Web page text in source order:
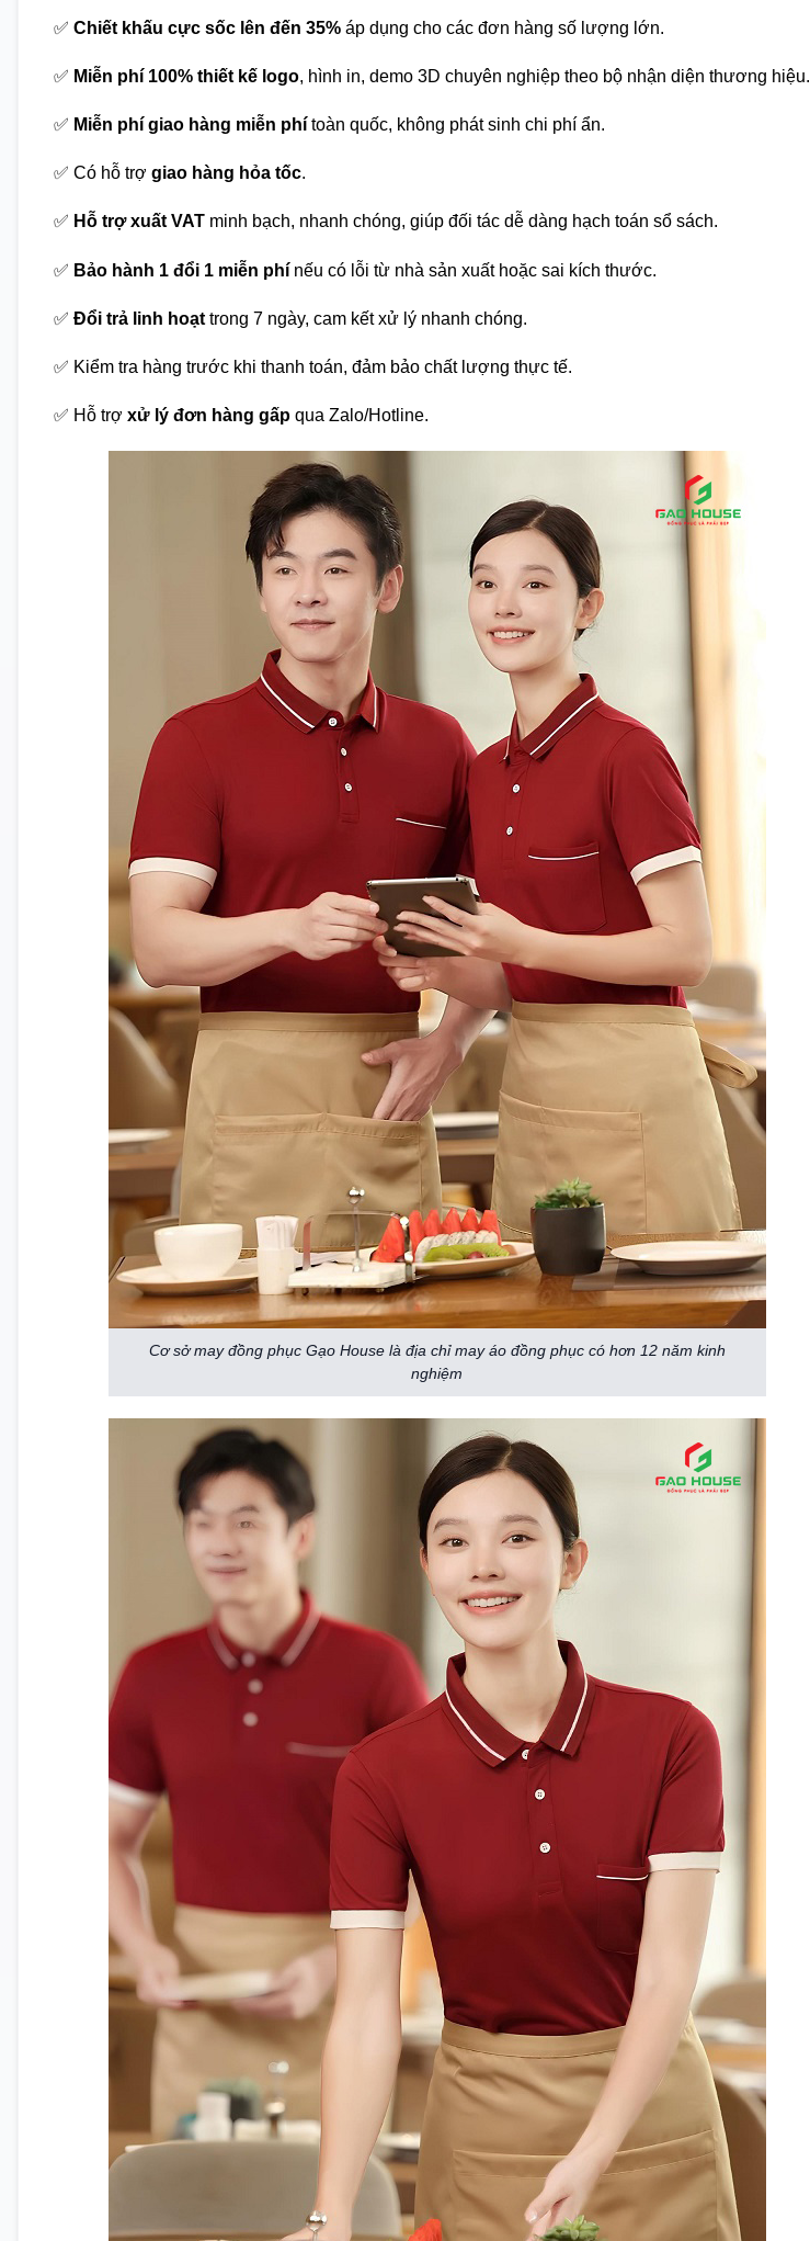
✅ Chiết khấu cực sốc lên đến 35% áp dụng cho các đơn hàng số lượng lớn.
✅ Miễn phí 100% thiết kế logo, hình in, demo 3D chuyên nghiệp theo bộ nhận diện thương hiệu.
✅ Miễn phí giao hàng miễn phí toàn quốc, không phát sinh chi phí ẩn.
✅ Có hỗ trợ giao hàng hỏa tốc.
✅ Hỗ trợ xuất VAT minh bạch, nhanh chóng, giúp đối tác dễ dàng hạch toán sổ sách.
✅ Bảo hành 1 đổi 1 miễn phí nếu có lỗi từ nhà sản xuất hoặc sai kích thước.
✅ Đổi trả linh hoạt trong 7 ngày, cam kết xử lý nhanh chóng.
✅ Kiểm tra hàng trước khi thanh toán, đảm bảo chất lượng thực tế.
✅ Hỗ trợ xử lý đơn hàng gấp qua Zalo/Hotline.
Cơ sở may đồng phục Gạo House là địa chỉ may áo đồng phục có hơn 12 năm kinh
nghiệm